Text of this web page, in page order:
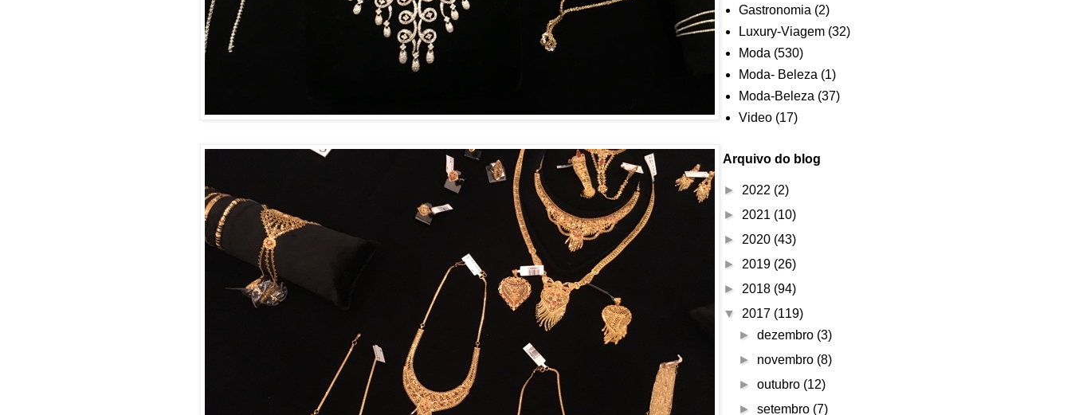
Gastronomia (2)
Luxury-Viagem (32)
Moda (530)
Moda- Beleza (1)
Moda-Beleza (37)
Video (17)
Arquivo do blog
► 2022 (2)
► 2021 (10)
► 2020 (43)
► 2019 (26)
► 2018 (94)
▼ 2017 (119)
►dezembro (3)
► novembro (8)
►outubro (12)
►setembro (7)